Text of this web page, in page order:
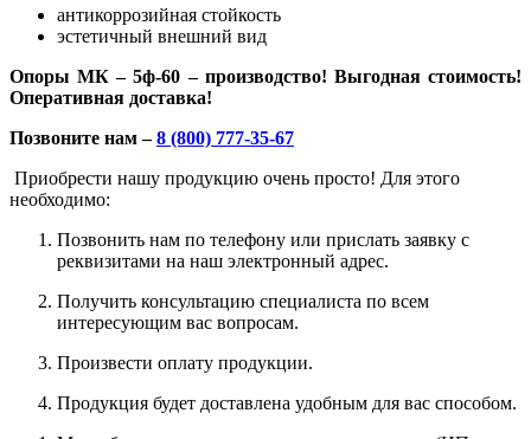
антикоррозийная стойкость
эстетичный внешний вид
Опоры МК – 5ф-60 – производство! Выгодная стоимость!
Оперативная доставка!
Позвоните нам –8 (800) 777-35-67
Приобрести нашу продукцию очень просто! Для этого
необходимо:
Позвонить нам по телефону или прислать заявку с
реквизитами на наш электронный адрес.
Получить консультацию специалиста по всем
интересующим вас вопросам.
Произвести оплату продукции.
Продукция будет доставлена удобным для вас способом.